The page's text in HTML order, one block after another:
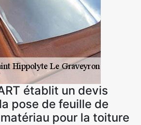
établit un devis
pose de feuille de
pour la toiture